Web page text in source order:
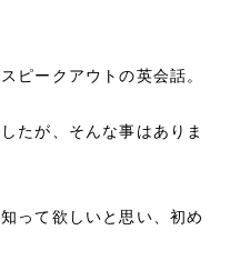
ピークアウトの英会話。
たが、そんな事はありま
って欲しいと思い、初め